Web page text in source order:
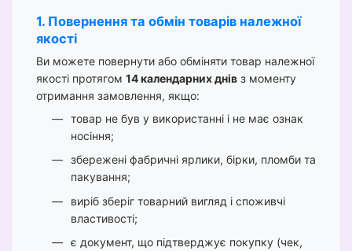
1. Повернення та обмін товарів належної
якості
Ви можете повернути або обміняти товар належної
якості протягом 14 календарних днів з моменту
отримання замовлення, якщо:
товар не був у використанні і не має ознак
носіння;
збережені фабричні ярлики, бірки, пломби та
пакування;
виріб зберіг товарний вигляд і споживчі
властивості;
є документ, що підтверджує покупку (чек,